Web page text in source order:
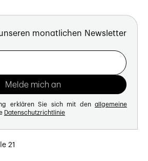
monatlichen Newsletter
erklären Sie sich mit den allgemeine
Datenschutzrichtlinie
21